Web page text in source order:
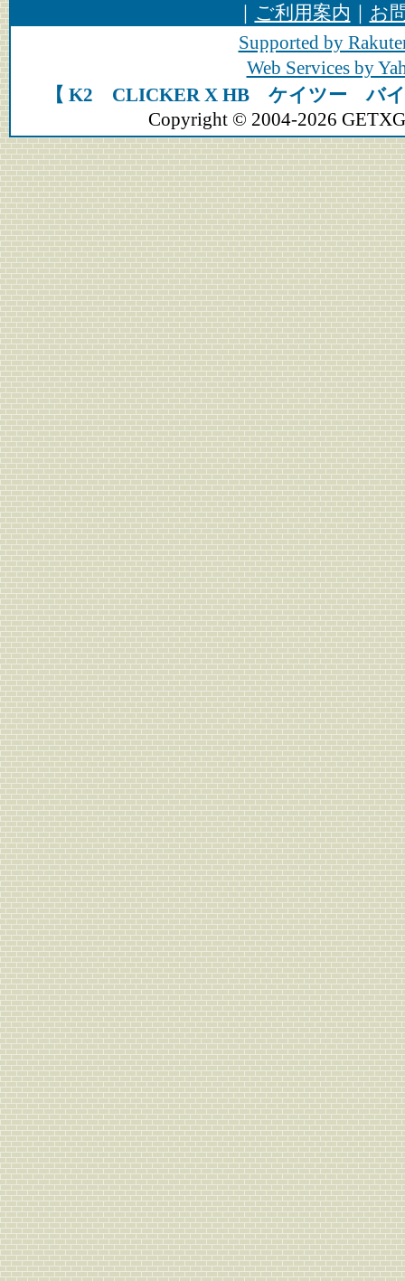
｜ ご利用案内 ｜ お
Supported by
Web Services by
【 K2 CLICKER X HB ケイツー バ
Copyright © 2004-2026